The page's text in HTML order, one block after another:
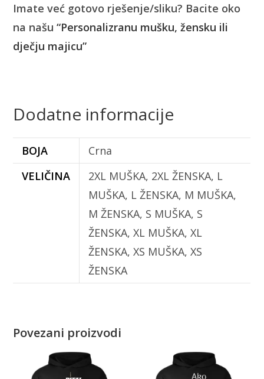
Imate već gotovo rješenje/sliku? Bacite oko
na našu“Personalizranu mušku, žensku ili
dječju majicu”
Dodatne informacije
BOJA
Crna
VELIČINA
2XL MUŠKA, 2XL ŽENSKA, L
MUŠKA, L ŽENSKA, M MUŠKA,
M ŽENSKA, S MUŠKA, S
ŽENSKA, XL MUŠKA, XL
ŽENSKA, XS MUŠKA, XS
ŽENSKA
Povezani proizvodi